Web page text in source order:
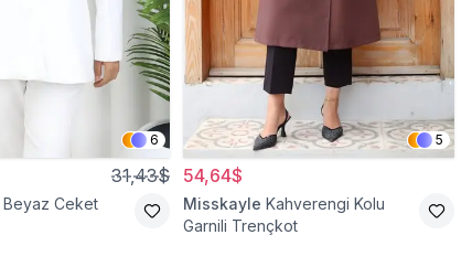
6
31,43$
Beyaz Ceket
5
54,64$
Misskayle Kahverengi Kolu
Garnili Trençkot